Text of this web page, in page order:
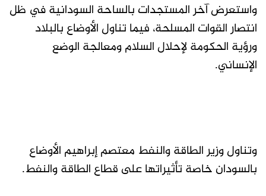
واستعرض آخر المستجدات بالساحة السودانية في ظل
انتصار القوات المسلحة، فيما تناول الأوضاع بالبلاد
ورؤية الحكومة لإحلال السلام ومعالجة الوضع
الإنساني.
وتناول وزير الطاقة والنفط معتصم إبراهيم الأوضاع
بالسودان خاصة تأثيراتها على قطاع الطاقة والنفط.